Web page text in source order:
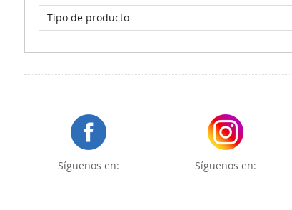
Tipo de producto
Síguenos en: Síguenos en: